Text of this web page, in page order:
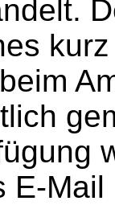
E-